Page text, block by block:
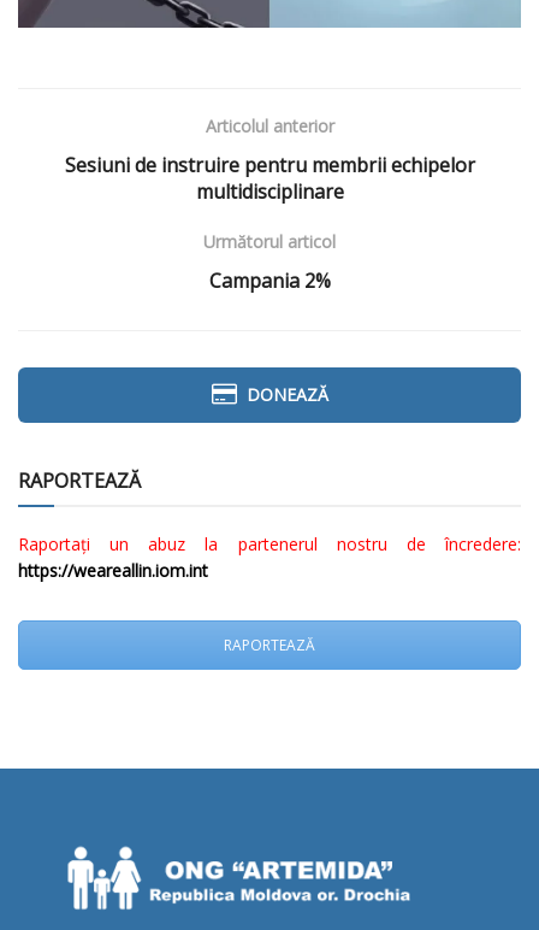
Articolul anterior
Sesiuni de instruire pentru membrii echipelor
multidisciplinare
Următorul articol
Campania 2%
DONEAZĂ
RAPORTEAZĂ
Raportați un abuz la partenerul nostru de încredere:
https://weareallin.iom.int
RAPORTEAZĂ